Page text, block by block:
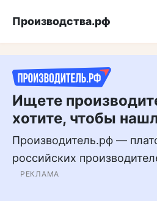
Подписывайтесь
Производства.рф
Ищете
хотите, чтобы
Производитель.рф —
российских
РЕКЛАМА